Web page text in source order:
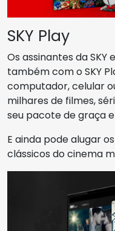
SKY Play
Os assinantes da
também com o SKY
computador, celular
milhares de filmes,
seu pacote de graça
E ainda pode alugar
clássicos do cinema